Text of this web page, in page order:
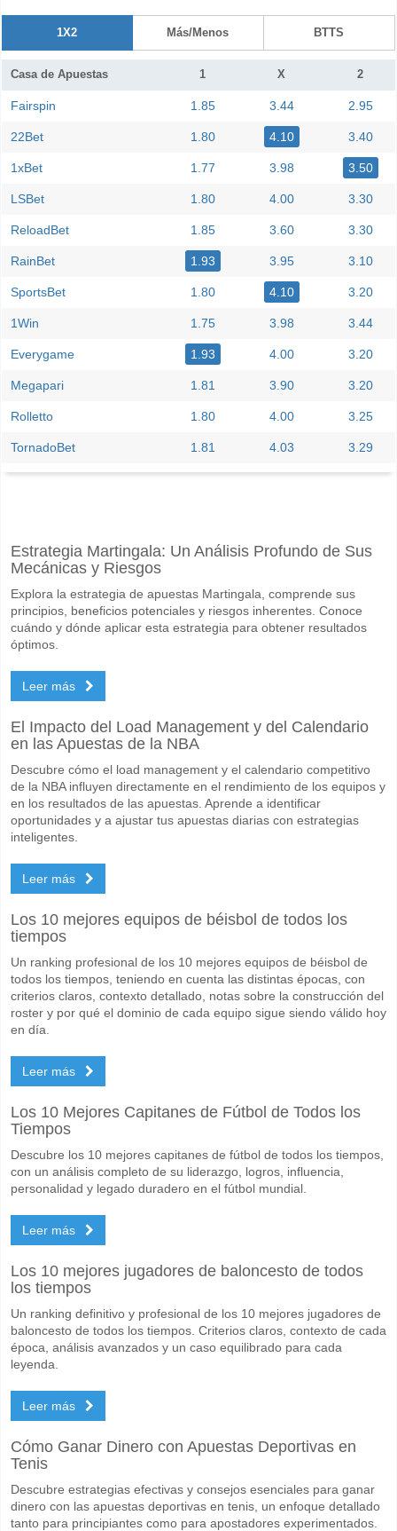
1X2 Más/Menos BTTS
Casa de Apuestas 1 X 2
Fairspin 1.85 3.44 2.95
22Bet 1.80 4.10 3.40
1xBet 1.77 3.98 3.50
LSBet 1.80 4.00 3.30
ReloadBet 1.85 3.60 3.30
RainBet 1.93 3.95 3.10
SportsBet 1.80 4.10 3.20
1Win 1.75 3.98 3.44
Everygame 1.93 4.00 3.20
Megapari 1.81 3.90 3.20
Rolletto 1.80 4.00 3.25
TornadoBet 1.81 4.03 3.29
El partido entre Weston Workers FC v Belmont Swansea United SC
Weston Workers FC para el Ganador del partido, con una
Marcarán ambos equipos en el partido Weston
Sí para Ambos Equipos Marcan, con un porcentaje de 61%.
Cuál es el pronóstico de resultado correcto para
En el lado arriesgado, puede probar el Resultado Correcto de 3-1
Estrategia Martingala: Un Análisis Profundo de Sus
Mecánicas y Riesgos
Explora la estrategia de apuestas Martingala, comprende sus
principios, beneficios potenciales y riesgos inherentes. Conoce
cuándo y dónde aplicar esta estrategia para obtener resultados
óptimos.
Leer más
El Impacto del Load Management y del Calendario
en las Apuestas de la NBA
Descubre cómo el load management y el calendario competitivo
de la NBA influyen directamente en el rendimiento de los equipos y
en los resultados de las apuestas. Aprende a identificar
oportunidades y a ajustar tus apuestas diarias con estrategias
inteligentes.
Leer más
Los 10 mejores equipos de béisbol de todos los
tiempos
Un ranking profesional de los 10 mejores equipos de béisbol de
todos los tiempos, teniendo en cuenta las distintas épocas, con
criterios claros, contexto detallado, notas sobre la construcción del
roster y por qué el dominio de cada equipo sigue siendo válido hoy
en día.
Leer más
Los 10 Mejores Capitanes de Fútbol de Todos los
Tiempos
Descubre los 10 mejores capitanes de fútbol de todos los tiempos,
con un análisis completo de su liderazgo, logros, influencia,
personalidad y legado duradero en el fútbol mundial.
Leer más
Los 10 mejores jugadores de baloncesto de todos
los tiempos
Un ranking definitivo y profesional de los 10 mejores jugadores de
baloncesto de todos los tiempos. Criterios claros, contexto de cada
época, análisis avanzados y un caso equilibrado para cada
leyenda.
Leer más
Cómo Ganar Dinero con Apuestas Deportivas en
Tenis
Descubre estrategias efectivas y consejos esenciales para ganar
dinero con las apuestas deportivas en tenis, un enfoque detallado
tanto para principiantes como para apostadores experimentados.